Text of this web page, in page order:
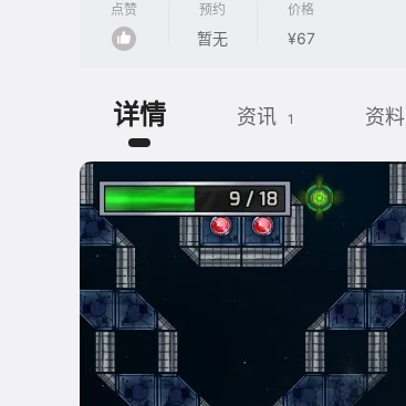
点赞 预约
暂无
价格
¥67
详情 资讯 1 资料